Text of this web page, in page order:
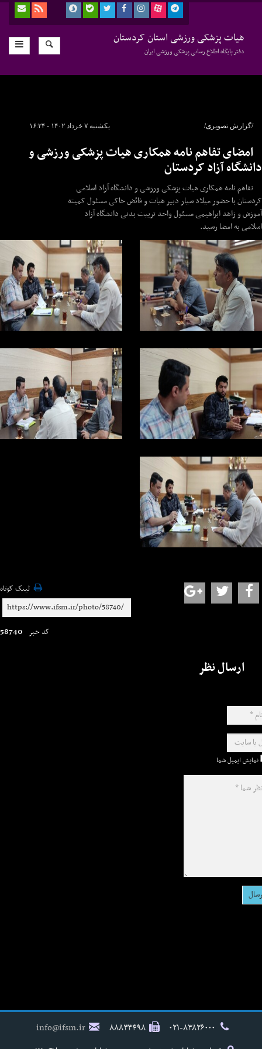
هیات پزشکی ورزشی استان کردستان
دفتر پایگاه اطلاع رسانی پزشکی ورزشی ایران
یکشنبه ۷ خرداد ۱۴۰۲ - ۱۶:۲۴ /گزارش تصویری/
امضای تفاهم نامه همکاری هیات پزشکی ورزشی و
دانشگاه آزاد کردستان
تفاهم نامه همکاری هیات پزشکی ورزشی و دانشگاه آزاد اسلامی
کردستان با حضور میلاد سیار دبیر هیات و فائض خاکی مسئول کمیته
آموزش و زاهد ابراهیمی مسئول واحد تربیت بدنی دانشگاه آزاد
اسلامی به امضا رسید.
لینک کوتاه
کد خبر 58740
ارسال نظر
نمایش ایمیل شما
۸۸۸۳۳۴۹۸
info@ifsm.ir